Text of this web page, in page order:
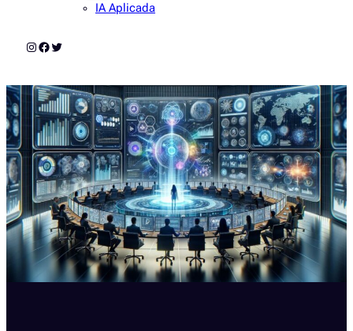
IA Aplicada
Instagram
Facebook
Twitter